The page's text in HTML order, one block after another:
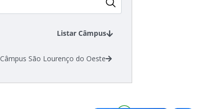
Listar Câmpus
Câmpus São Lourenço do Oeste